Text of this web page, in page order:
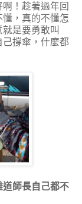
！趁著過年回
，真的不懂怎
是要勇敢叫
撐傘，什麼都
道師長自己都不